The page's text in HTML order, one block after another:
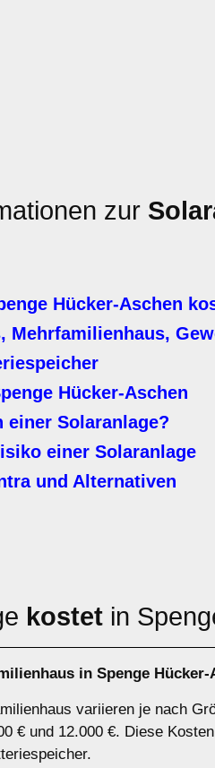
zur
Hücker-Aschen
Hücker-Aschen
Solaranlage?
einer Solaranlage
und Alternativen
kostet in
in Spenge Hücker-
variieren je nach
€ und 12.000 €. Diese